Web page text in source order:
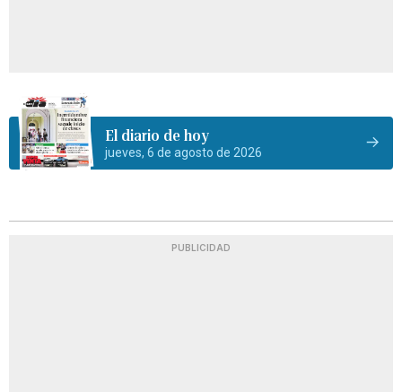
El diario de hoy
jueves, 6 de agosto de 2026
PUBLICIDAD